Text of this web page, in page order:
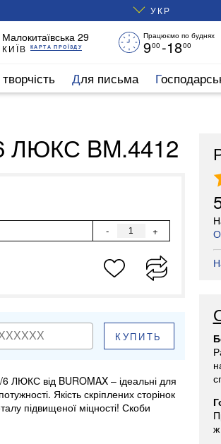
УКР
Малокитаївська 29
КИЇВ КАРТА ПРОЇЗДУ
Працюємо по буднях
900 -1800
творчість Для письма
ЛЮКС BM.4412
- +
КУПИТЬ
від BUROMAX – ідеальні для
Якість скріплених сторінок
підвищеної міцності! Скоби
ж